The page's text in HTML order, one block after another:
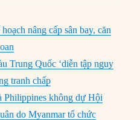
nâng cấp sân bay, căn
Trung Quốc ‘diễn tập nguy
tranh chấp
Philippines không dự Hội
do Myanmar tổ chức